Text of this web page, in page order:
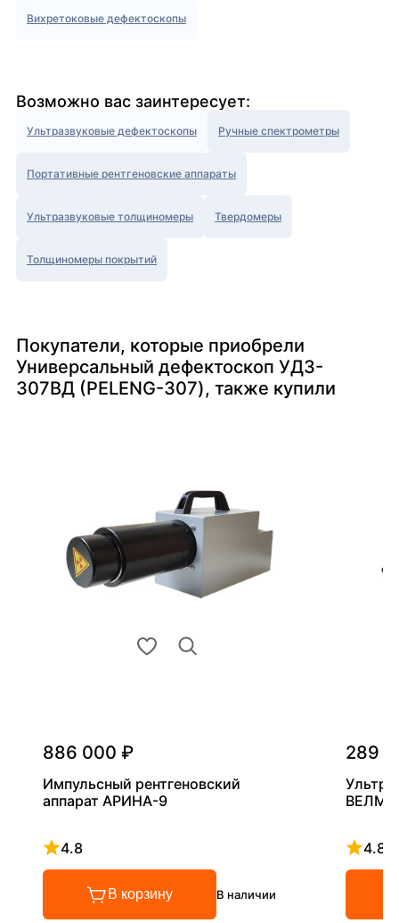
Вихретоковые дефектоскопы
Возможно вас заинтересует:
Ультразвуковые дефектоскопы Ручные спектрометры
Портативные рентгеновские аппараты
Ультразвуковые толщиномеры Твердомеры
Толщиномеры покрытий
Покупатели, которые приобрели
Универсальный дефектоскоп УД3-
307ВД (PELENG-307), также купили
886 000 ₽
Импульсный рентгеновский
аппарат АРИНА-9
4.8
Рейтинг 4.8 из 5
В корзину В наличии
289
4.8